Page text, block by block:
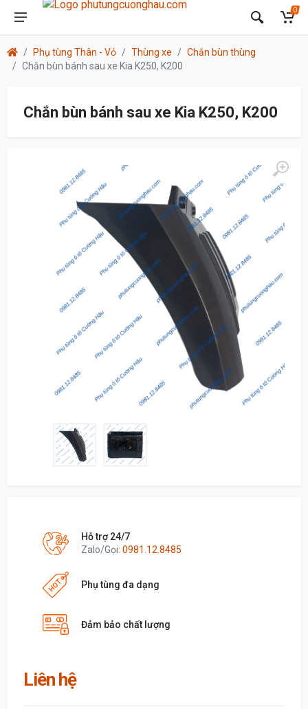
0
Phụ tùng Thân - Vỏ Thùng xe
Chắn bùn thùng
Chắn bùn bánh sau xe Kia K250, K200
Chắn bùn bánh sau xe Kia K250, K200
Hỗ trợ 24/7
Zalo/Gọi: 0981.12.8485
Phụ tùng đa dạng
Đảm bảo chất lượng
Liên hệ